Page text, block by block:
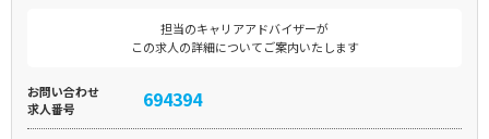
担当のキャリアアドバイザーが
この求人の詳細についてご案内いたします
お問い合わせ
求人番号
694394